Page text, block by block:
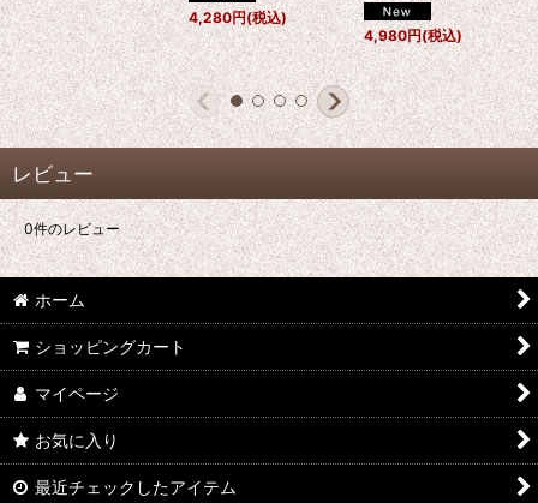
4,280円(税込)
4,980円(税込)
レビュー
0件のレビュー
ホーム
ショッピングカート
マイページ
お気に入り
最近チェックしたアイテム